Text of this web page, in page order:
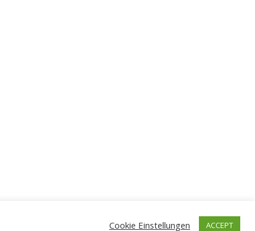
Cookie Einstellungen ACCEPT